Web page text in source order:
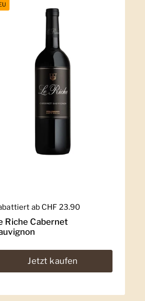
Preis
ab CHF 23.90
Riche Cabernet
Jetzt kaufen